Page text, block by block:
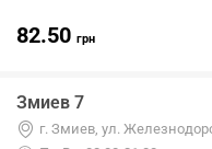
82.50 грн
Змиев 7
г. Змиев, ул.